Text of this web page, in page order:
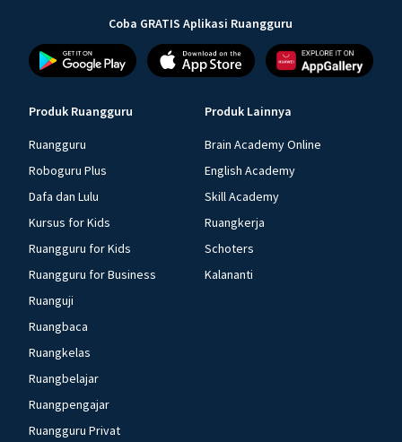
Coba GRATIS Aplikasi Ruangguru
Produk Ruangguru
Ruangguru
Roboguru Plus
Dafa dan Lulu
Kursus for Kids
Ruangguru for Kids
Ruangguru for Business
Ruanguji
Ruangbaca
Ruangkelas
Ruangbelajar
Ruangpengajar
Ruangguru Privat
Produk Lainnya
Brain Academy Online
English Academy
Skill Academy
Ruangkerja
Schoters
Kalananti